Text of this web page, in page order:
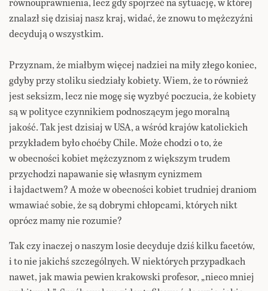
znalazł się dzisiaj nasz kraj, widać, że znowu to mężczyźni
decydują o wszystkim.
Przyznam, że miałbym więcej nadziei na miły złego koniec,
gdyby przy stoliku siedziały kobiety. Wiem, że to również
jest seksizm, lecz nie mogę się wyzbyć poczucia, że kobiety
są w polityce czynnikiem podnoszącym jego moralną
jakość. Tak jest dzisiaj w USA, a wśród krajów katolickich
przykładem było choćby Chile. Może chodzi o to, że
w obecności kobiet mężczyznom z większym trudem
przychodzi napawanie się własnym cynizmem
i łajdactwem? A może w obecności kobiet trudniej draniom
wmawiać sobie, że są dobrymi chłopcami, których nikt
oprócz mamy nie rozumie?
Tak czy inaczej o naszym losie decyduje dziś kilku facetów,
i to nie jakichś szczególnych. W niektórych przypadkach
nawet, jak mawia pewien krakowski profesor, „nieco mniej